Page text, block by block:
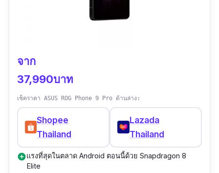
30 เท่า ถ่ายสวยทุกสภาพแสง ไม่ต้องแต่งเพิ่ม
แบตเตอรี่ 5,060 mAh ใช้ได้ยาวทั้งวัน พร้อมระบบ
ชาร์จไว 37W ระบบ Android 15 แบบเพียวๆ และ
เช่น Magic Editor, Live Translate และ Call
Assist ที่ช่วยให้คุณใช้งานได้ฉลาดขึ้นทุกวัน รุ่นนี้
เหมาะกับทุกคนที่ต้องการมือถือกล้องดี กันน้ำได้
จริง เล่นเกมก็เทพ แถมฉลาดสุดในสาย Android ปี
นี้
จาก
37,990บาท
เช็คราคา ASUS ROG Phone 9 Pro ด้านล่าง:
Shopee
Thailand
Lazada
Thailand
add_circleแรงที่สุดในตลาด Android ตอนนี้ด้วย Snapdragon 8
Elite